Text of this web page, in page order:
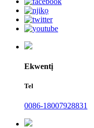
Ekwentị
Tel
0086-18007928831